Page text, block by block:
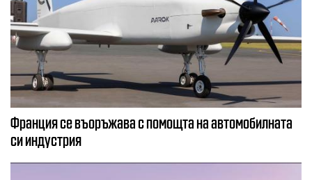
Франция се въоръжава с помощта на автомобилната
си индустрия